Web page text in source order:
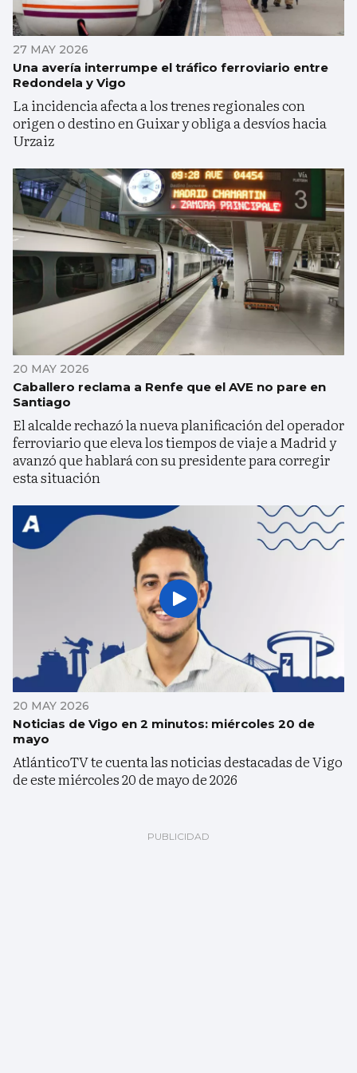
27 MAY 2026
Una avería interrumpe el tráfico ferroviario entre
Redondela y Vigo
La incidencia afecta a los trenes regionales con
origen o destino en Guixar y obliga a desvíos hacia
Urzaiz
20 MAY 2026
Caballero reclama a Renfe que el AVE no pare en
Santiago
El alcalde rechazó la nueva planificación del operador
ferroviario que eleva los tiempos de viaje a Madrid y
avanzó que hablará con su presidente para corregir
esta situación
20 MAY 2026
Noticias de Vigo en 2 minutos: miércoles 20 de
mayo
AtlánticoTV te cuenta las noticias destacadas de Vigo
de este miércoles 20 de mayo de 2026